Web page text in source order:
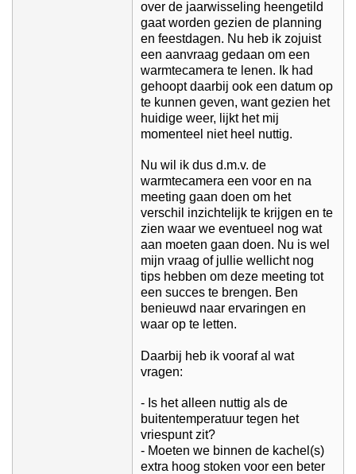
over de jaarwisseling heengetild
gaat worden gezien de planning
en feestdagen. Nu heb ik zojuist
een aanvraag gedaan om een
warmtecamera te lenen. Ik had
gehoopt daarbij ook een datum op
te kunnen geven, want gezien het
huidige weer, lijkt het mij
momenteel niet heel nuttig.
Nu wil ik dus d.m.v. de
warmtecamera een voor en na
meeting gaan doen om het
verschil inzichtelijk te krijgen en te
zien waar we eventueel nog wat
aan moeten gaan doen. Nu is wel
mijn vraag of jullie wellicht nog
tips hebben om deze meeting tot
een succes te brengen. Ben
benieuwd naar ervaringen en
waar op te letten.
Daarbij heb ik vooraf al wat
vragen:
- Is het alleen nuttig als de
buitentemperatuur tegen het
vriespunt zit?
- Moeten we binnen de kachel(s)
extra hoog stoken voor een beter